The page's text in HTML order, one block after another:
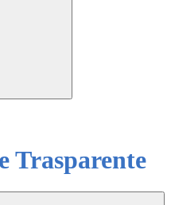
Trasparente